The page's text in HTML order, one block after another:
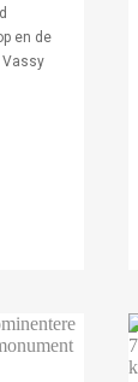
en de
Vassy